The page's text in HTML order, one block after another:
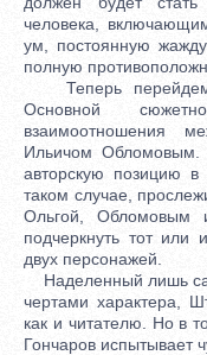
человека,
ум, постоянную
полную
Теперь перейдем
Основной
взаимоотношения
Ильичом Обломовым.
авторскую позицию
таком случае,
Ольгой,
подчеркнуть тот или
двух персонажей.
Наделенный лишь
чертами характера,
как и читателю. Но в
Гончаров испытывает